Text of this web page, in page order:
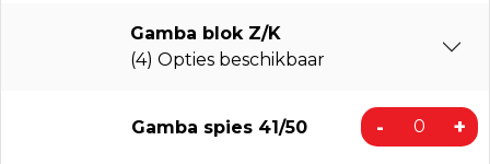
Gamba blok Z/K
(4) Opties beschikbaar
Gamba spies 41/50 - +